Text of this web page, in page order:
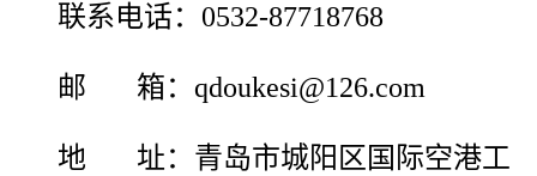
联系电话：0532-87718768
邮 箱：qdoukesi@126.com
地 址：青岛市城阳区国际空港工